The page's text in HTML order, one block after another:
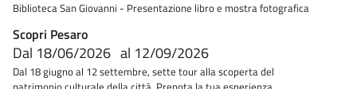
Biblioteca San Giovanni - Presentazione libro e mostra fotografica
Scopri Pesaro
Dal 18/06/2026 al 12/09/2026
Dal 18 giugno al 12 settembre, sette tour alla scoperta del